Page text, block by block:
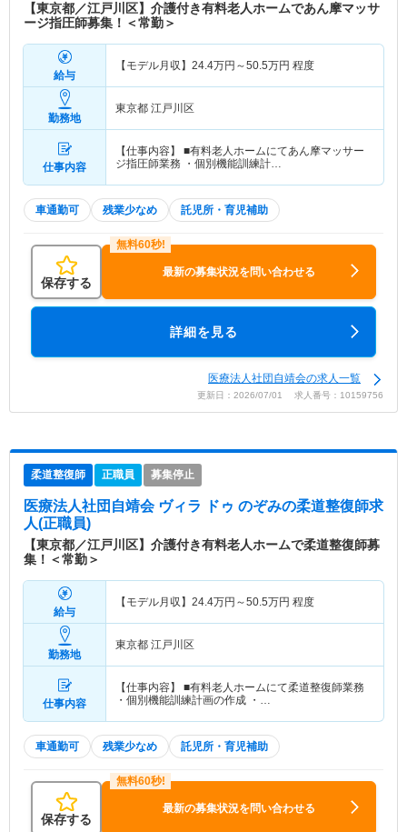
【東京都／江戸川区】介護付き有料老人ホームであん摩マッサ
ージ指圧師募集！＜常勤＞
給与
【モデル月収】 24.4万円～50.5万円 程度
勤務地
東京都 江戸川区
仕事内容
【仕事内容】 ■有料老人ホームにてあん摩マッサー
ジ指圧師業務 ・個別機能訓練計…
車通勤可 残業少なめ 託児所・育児補助
保存する
最新の募集状況を問い合わせる
詳細を見る
医療法人社団自靖会の求人一覧
更新日：2026/07/01 求人番号：10159756
柔道整復師 正職員 募集停止
医療法人社団自靖会 ヴィラ ドゥ のぞみの柔道整復師求
人(正職員)
【東京都／江戸川区】介護付き有料老人ホームで柔道整復師募
集！＜常勤＞
給与
【モデル月収】 24.4万円～50.5万円 程度
勤務地
東京都 江戸川区
仕事内容
【仕事内容】 ■有料老人ホームにて柔道整復師業務
・個別機能訓練計画の作成 ・…
車通勤可 残業少なめ 託児所・育児補助
保存する
最新の募集状況を問い合わせる